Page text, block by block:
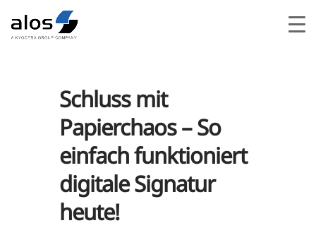
Schluss mit
Papierchaos – So
einfach funktioniert
digitale Signatur
heute!